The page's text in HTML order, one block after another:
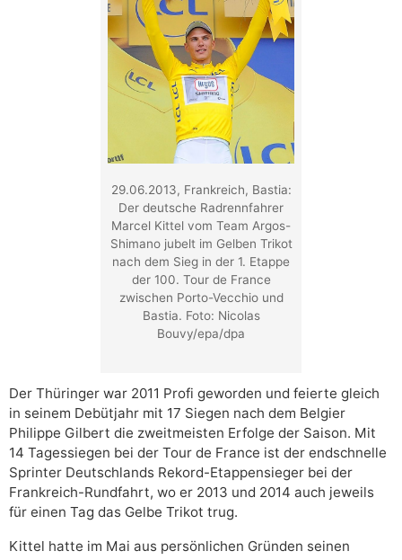
29.06.2013, Frankreich, Bastia:
Der deutsche Radrennfahrer
Marcel Kittel vom Team Argos-
Shimano jubelt im Gelben Trikot
nach dem Sieg in der 1. Etappe
der 100. Tour de France
zwischen Porto-Vecchio und
Bastia. Foto: Nicolas
Bouvy/epa/dpa
Der Thüringer war 2011 Profi geworden und feierte gleich
in seinem Debütjahr mit 17 Siegen nach dem Belgier
Philippe Gilbert die zweitmeisten Erfolge der Saison. Mit
14 Tagessiegen bei der Tour de France ist der endschnelle
Sprinter Deutschlands Rekord-Etappensieger bei der
Frankreich-Rundfahrt, wo er 2013 und 2014 auch jeweils
für einen Tag das Gelbe Trikot trug.
Kittel hatte im Mai aus persönlichen Gründen seinen